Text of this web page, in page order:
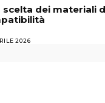
scelta dei materiali
2026